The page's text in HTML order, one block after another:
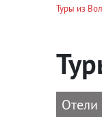
Туры из
Отели